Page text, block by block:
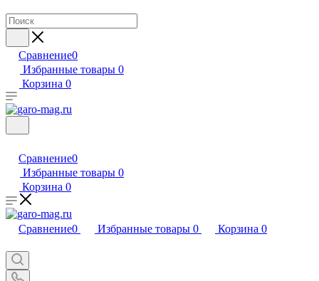
Сравнение0
Избранные товары 0
Корзина 0
Сравнение0
Избранные товары 0
Корзина 0
Сравнение0 Избранные товары 0 Корзина 0